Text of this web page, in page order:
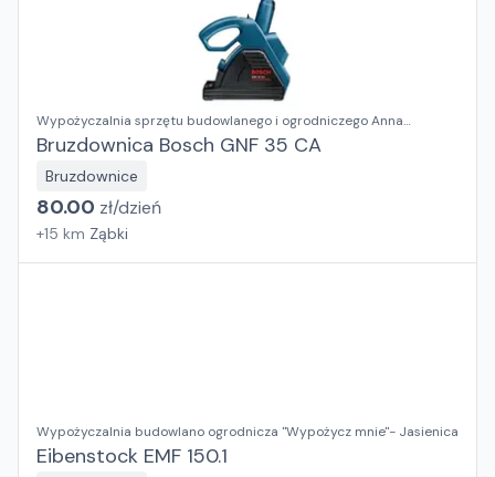
Wypożyczalnia sprzętu budowlanego i ogrodniczego Anna
Kosieradzka
Bruzdownica Bosch GNF 35 CA
Bruzdownice
80.00 zł/dzień
+15 km Ząbki
Wypożyczalnia budowlano ogrodnicza "Wypożycz mnie"- Jasienica
Eibenstock EMF 150.1